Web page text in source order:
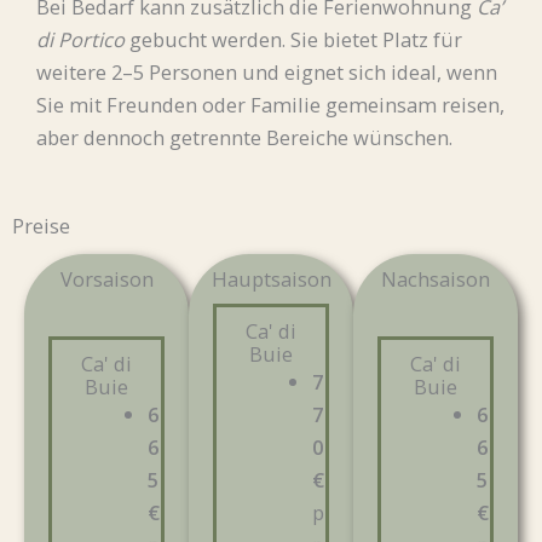
Bei Bedarf kann zusätzlich die Ferienwohnung Ca’
di Porticogebucht werden. Sie bietet Platz für
weitere 2–5 Personen und eignet sich ideal, wenn
Sie mit Freunden oder Familie gemeinsam reisen,
aber dennoch getrennte Bereiche wünschen.
Preise
Vorsaison
Ca' di
Buie
6
6
5
€
Hauptsaison
Ca' di
Buie
7
7
0
€
p
Nachsaison
Ca' di
Buie
6
6
5
€